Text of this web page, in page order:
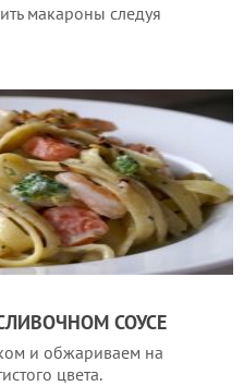
макароны следуя
СОУСЕ
и обжариваем на
цвета.